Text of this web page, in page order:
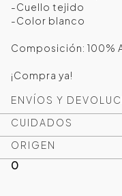
-Cuello tejido
-Color blanco
Composición: 100%
¡Compra ya!
ENVÍOS Y
CUIDADOS
ORIGEN
0